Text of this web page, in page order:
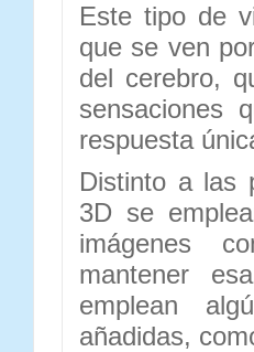
Este tipo de
que se ven
del cerebro,
sensaciones
respuesta
Distinto a las
3D se
imágenes
mantener
emplean
añadidas,